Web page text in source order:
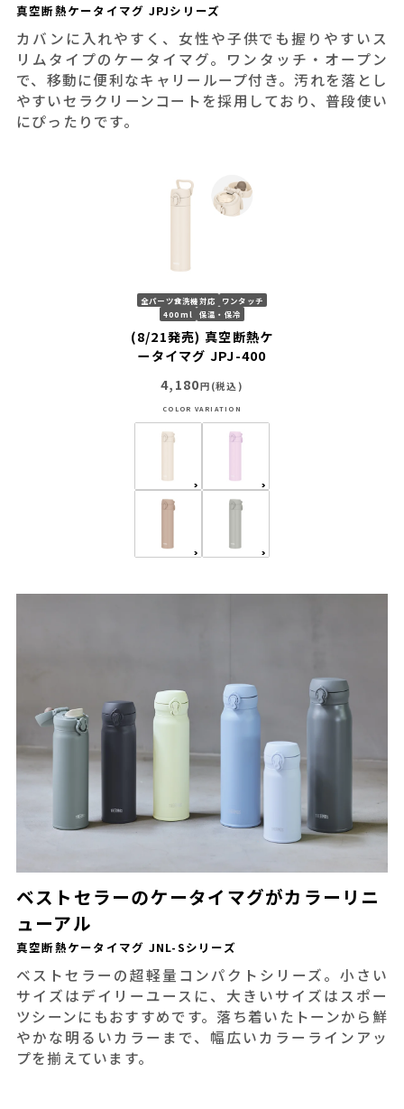
真空断熱ケータイマグ JPJシリーズ
カバンに入れやすく、女性や子供でも握りやすいス
リムタイプのケータイマグ。ワンタッチ・オープン
で、移動に便利なキャリーループ付き。汚れを落とし
やすいセラクリーンコートを採用しており、普段使い
にぴったりです。
全パーツ食洗機対応
ワンタッチ
400ml
保温・保冷
(8/21発売) 真空断熱ケ
ータイマグ JPJ-400
4,180円(税込)
ベストセラーのケータイマグがカラーリニ
ューアル
真空断熱ケータイマグ JNL-Sシリーズ
ベストセラーの超軽量コンパクトシリーズ。小さい
サイズはデイリーユースに、大きいサイズはスポー
ツシーンにもおすすめです。落ち着いたトーンから鮮
やかな明るいカラーまで、幅広いカラーラインアッ
プを揃えています。